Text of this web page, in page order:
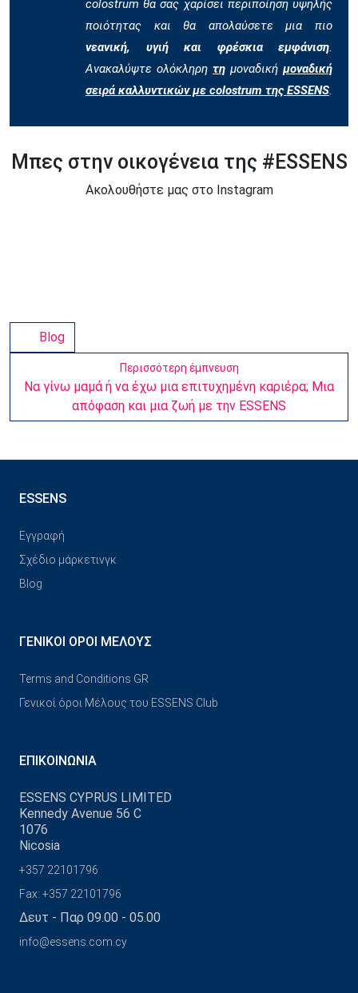
colostrum θα σας χαρίσει περιποίηση υψηλής
ποιότητας και θα απολαύσετε μια πιο
νεανική, υγιή και φρέσκια εμφάνιση.
Ανακαλύψτε ολόκληρη τη μοναδική μοναδική
σειρά καλλυντικών με colostrum της ESSENS.
Μπες στην οικογένεια της #ESSENS
Ακολουθήστε μας στο Instagram
Blog
Περισσότερη έμπνευση
Να γίνω μαμά ή να έχω μια επιτυχημένη καριέρα; Μια
απόφαση και μια ζωή με την ESSENS
ESSENS
Εγγραφή
Σχέδιο μάρκετινγκ
Blog
ΓΕΝΙΚΟΊ ΌΡΟΙ ΜΈΛΟΥΣ
Terms and Conditions GR
Γενικοί όροι Μέλους του ESSENS Club
ΕΠΙΚΟΙΝΩΝΊΑ
ESSENS CYPRUS LIMITED
Kennedy Avenue 56 C
1076
Nicosia
+357 22101796
Fax: +357 22101796
Δευτ - Παρ 09.00 - 05.00
info@essens.com.cy